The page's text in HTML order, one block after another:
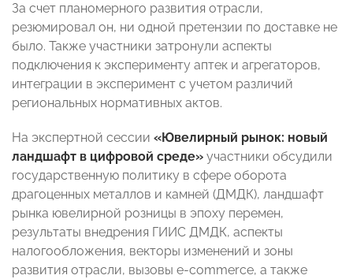
За счет планомерного развития отрасли,
резюмировал он, ни одной претензии по доставке не
было. Также участники затронули аспекты
подключения к эксперименту аптек и агрегаторов,
интеграции в эксперимент с учетом различий
региональных нормативных актов.
На экспертной сессии «Ювелирный рынок: новый
ландшафт в цифровой среде» участники обсудили
государственную политику в сфере оборота
драгоценных металлов и камней (ДМДК), ландшафт
рынка ювелирной розницы в эпоху перемен,
результаты внедрения ГИИС ДМДК, аспекты
налогообложения, векторы изменений и зоны
развития отрасли, вызовы e-commerce, а также